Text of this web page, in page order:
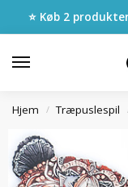
⭐ Køb 2
Hjem / Træpuslespil